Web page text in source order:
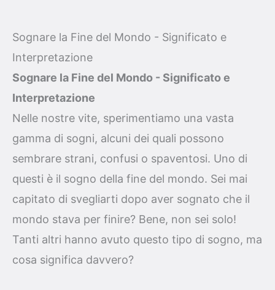
Sognare la Fine del Mondo - Significato e
Interpretazione
Sognare la Fine del Mondo - Significato e
Interpretazione
Nelle nostre vite, sperimentiamo una vasta
gamma di sogni, alcuni dei quali possono
sembrare strani, confusi o spaventosi. Uno di
questi è il sogno della fine del mondo. Sei mai
capitato di svegliarti dopo aver sognato che il
mondo stava per finire? Bene, non sei solo!
Tanti altri hanno avuto questo tipo di sogno, ma
cosa significa davvero?